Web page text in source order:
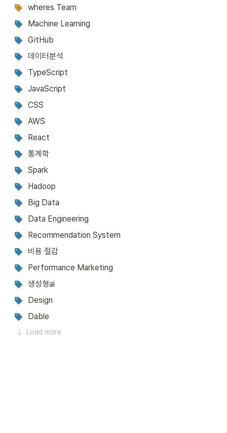
wheres Team
Machine Learning
GitHub
데이터분석
TypeScript
JavaScript
CSS
AWS
React
통계학
Spark
Hadoop
Big Data
Data Engineering
Recommendation System
비용 절감
Performance Marketing
생성형ai
Design
Dable
Load more